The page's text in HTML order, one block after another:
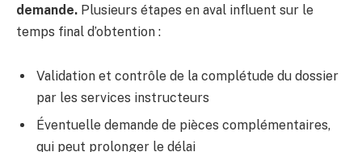
demande. Plusieurs étapes en aval influent sur le
temps final d’obtention :
Validation et contrôle de la complétude du dossier
par les services instructeurs
Éventuelle demande de pièces complémentaires,
qui peut prolonger le délai